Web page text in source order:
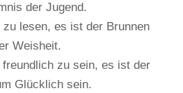
der Jugend.
lesen, es ist der Brunnen
Weisheit.
zu sein, es ist der
Glücklich sein.